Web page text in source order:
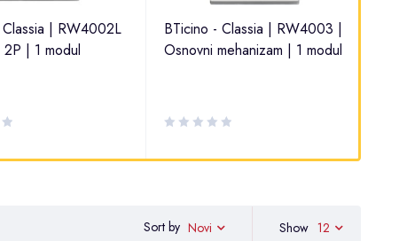
| RW4002L
| 1 modul
BTicino - Classia | RW4003 |
Osnovni mehanizam | 1 modul
Sort by Novi Show 12